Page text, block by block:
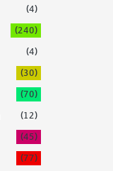
(4)
(240)
(4)
(30)
(70)
(12)
(45)
(77)